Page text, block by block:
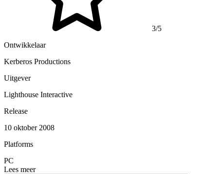
3/5
Ontwikkelaar
Kerberos Productions
Uitgever
Lighthouse Interactive
Release
10 oktober 2008
Platforms
PC
Lees meer